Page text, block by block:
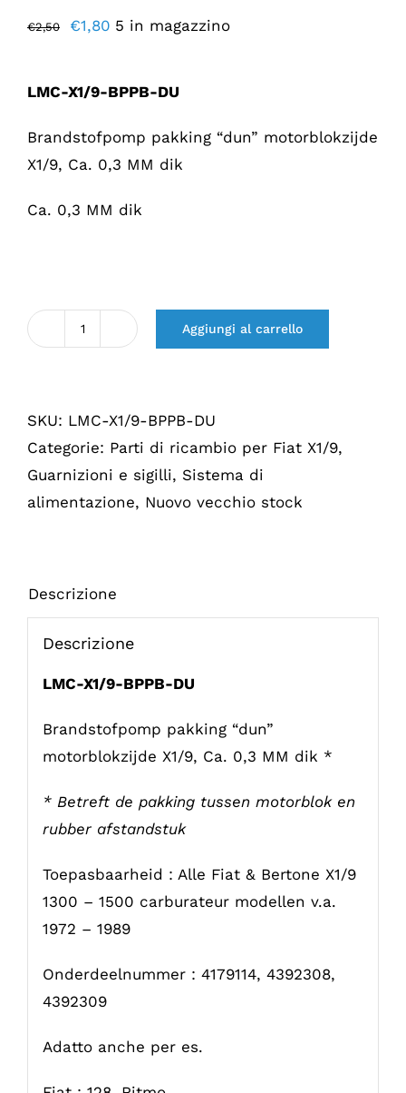
€2,50
Il
€2,50.
€1,80 Il
€1,80.
5 in magazzino
LMC-X1/9-BPPB-DU
Brandstofpomp pakking “dun” motorblokzijde
X1/9, Ca. 0,3 MM dik
Ca. 0,3 MM dik
Quantità
"dun"
motorblokzijde
X1/9
Aggiungi al carrello
SKU: LMC-X1/9-BPPB-DU
Categorie: Parti di ricambio per Fiat X1/9,
Guarnizioni e sigilli, Sistema di
alimentazione, Nuovo vecchio stock
Descrizione
Descrizione
LMC-X1/9-BPPB-DU
Brandstofpomp pakking “dun”
motorblokzijde X1/9, Ca. 0,3 MM dik *
* Betreft de pakking tussen motorblok en
rubber afstandstuk
Toepasbaarheid : Alle Fiat & Bertone X1/9
1300 – 1500 carburateur modellen v.a.
1972 – 1989
Onderdeelnummer : 4179114, 4392308,
4392309
Adatto anche per es.